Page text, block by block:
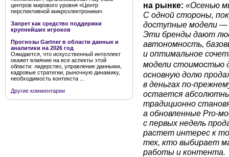
центров мирового уровня «Центр
перспективной микроэлектроники».
Запрет как средство поддержки
крупнейших игроков
Прогнозы Gartner в области данных и
аналитики на 2026 год
Ожидается, что искусственный интеллект
окажет влияние на все аспекты этой
области: лидерство, управление данными,
кадровые стратегии, рыночную динамику,
необходимость контекста ...
Другие комментарии
на рынке: «Осенью
С одной стороны,
доступные модели —
Эти бренды дают
автономность,
и оптимальное
модели стоимостью
основную долю
в деньгах по-
остается
традиционно
а обновленные Pro-
с первых недель
растет интерес к
тех, кто выбирает
работы и контента.